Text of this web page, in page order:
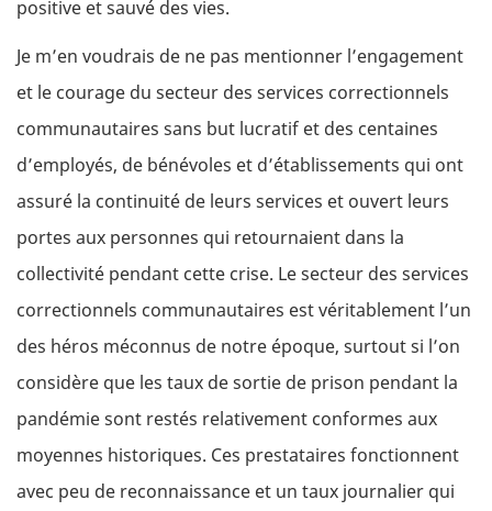
positive et sauvé des vies.
Je m’en voudrais de ne pas mentionner l’engagement
et le courage du secteur des services correctionnels
communautaires sans but lucratif et des centaines
d’employés, de bénévoles et d’établissements qui ont
assuré la continuité de leurs services et ouvert leurs
portes aux personnes qui retournaient dans la
collectivité pendant cette crise. Le secteur des services
correctionnels communautaires est véritablement l’un
des héros méconnus de notre époque, surtout si l’on
considère que les taux de sortie de prison pendant la
pandémie sont restés relativement conformes aux
moyennes historiques. Ces prestataires fonctionnent
avec peu de reconnaissance et un taux journalier qui